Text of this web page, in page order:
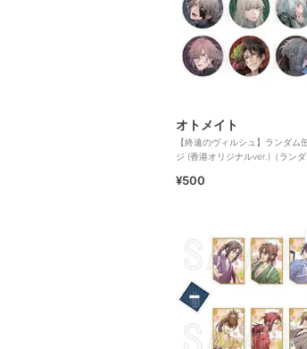
オトメイト
【終遠のヴィルシュ】ランダム
ジ (香港オリジナルver.)（ランダ
¥500